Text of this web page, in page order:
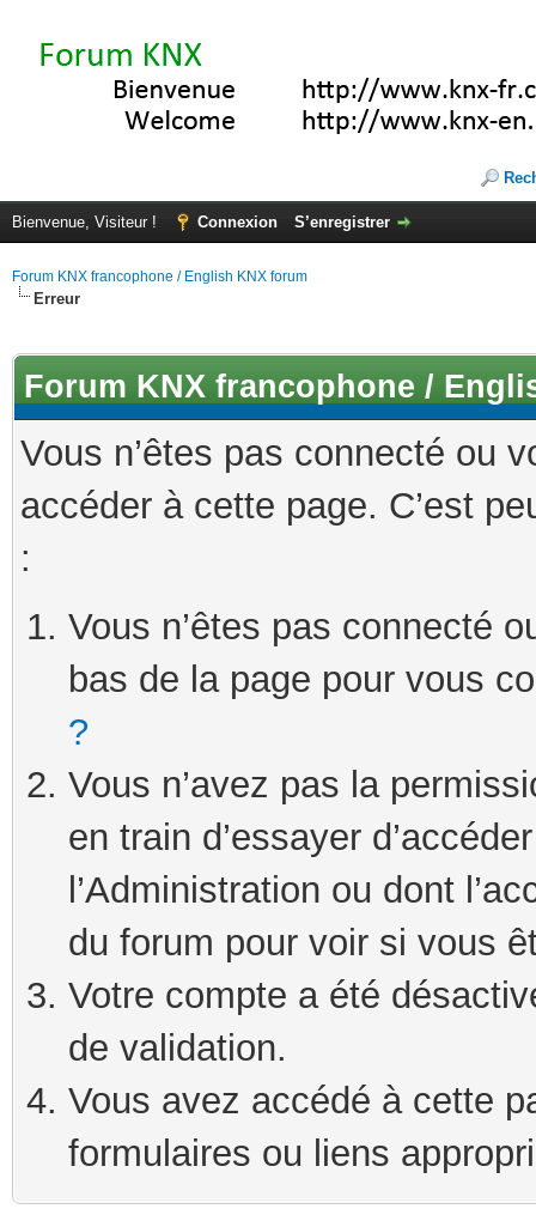
Bienvenue, Visiteur ! Connexion S’enregistrer
Forum KNX francophone / English KNX forum
Erreur
Forum KNX francophone /
Vous n’êtes pas connecté ou
accéder à cette page. C’est
:
Vous n’êtes pas connecté
bas de la page pour vous
?
Vous n’avez pas la
en train d’essayer
l’Administration ou dont
du forum pour voir si vous
Votre compte a été
de validation.
Vous avez accédé à cette
formulaires ou liens